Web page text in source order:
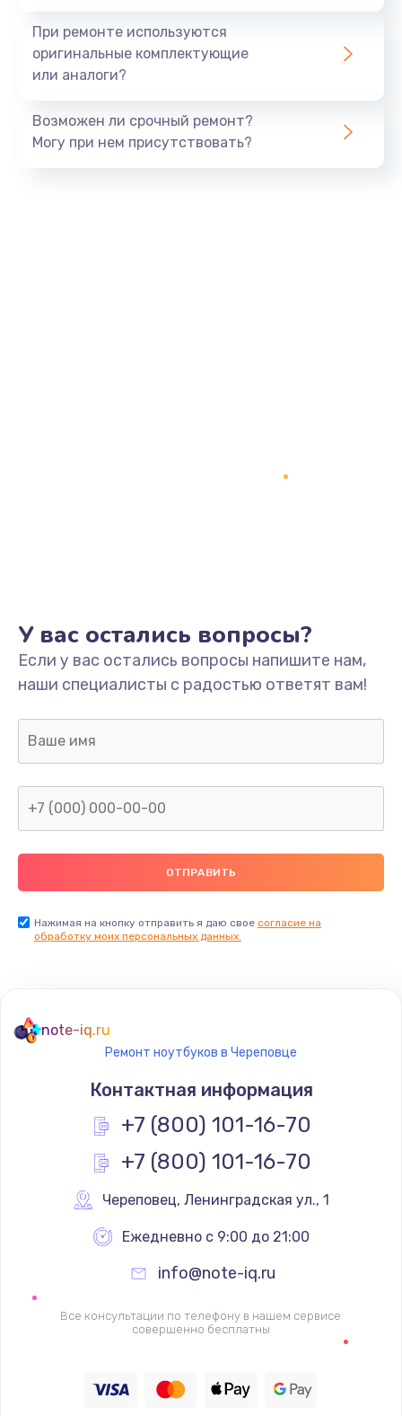
При ремонте используются
оригинальные комплектующие
или аналоги?
Возможен ли срочный ремонт?
Могу при нем присутствовать?
У вас остались вопросы?
Если у вас остались вопросы напишите нам,
наши специалисты с радостью ответят вам!
Нажимая на кнопку отправить я даю свое согласие на
обработку моих персональных данных.
note-iq.ru
Ремонт ноутбуков в Череповце
Контактная информация
+7 (800) 101-16-70
+7 (800) 101-16-70
Череповец, Ленинградская ул., 1
Ежедневно с 9:00 до 21:00
info@note-iq.ru
Все консультации по телефону в нашем сервисе
совершенно бесплатны